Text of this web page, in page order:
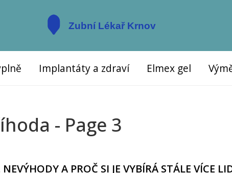
Implantáty a zdraví Elmex gel
- Page 3
A PROČ SI JE VYBÍRÁ STÁLE VÍCE